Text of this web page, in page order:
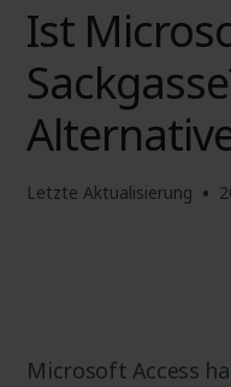
Ist
Letzte Aktualisierung •
Microsoft Access